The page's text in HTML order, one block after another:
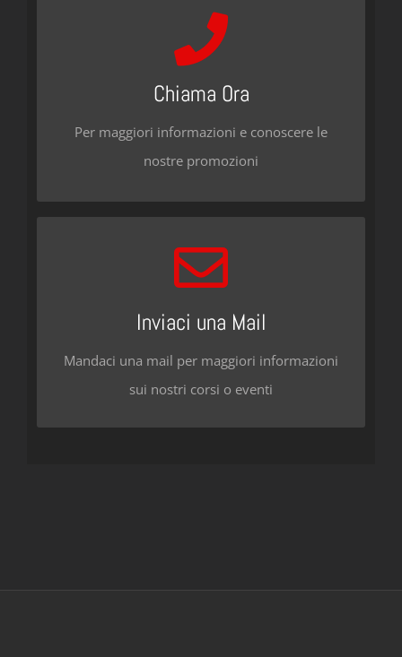
Chiama Ora
Per maggiori informazioni e conoscere le
nostre promozioni
Contattaci
Chiama i seguenti numeri:
055 289276 / 392 9124363
CHIAMACI ORA
Inviaci una Mail
Mandaci una mail per maggiori informazioni
sui nostri corsi o eventi
Ti Aspettiamo
Email: info@florencedance.org
SEND AN EMAIL